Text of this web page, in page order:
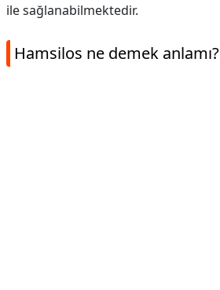
ile sağlanabilmektedir.
Hamsilos ne demek anlamı?